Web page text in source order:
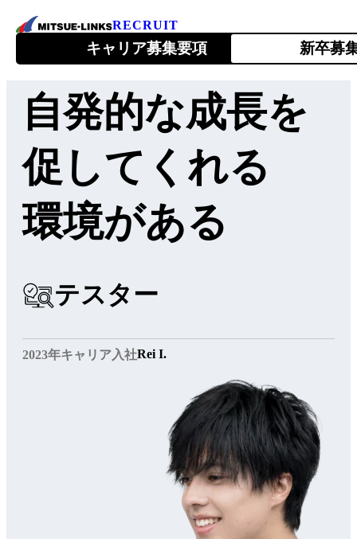
RECRUIT
キャリア募集要項 新卒募
会社を知る
About Us
1ページでわかるミツエーリンクス
トップメッセージ
会社情報
Work
Webサイト制作の流れ
自発的な成長を
促してくれる
環境がある
テスター
2023年キャリア入社Rei I.